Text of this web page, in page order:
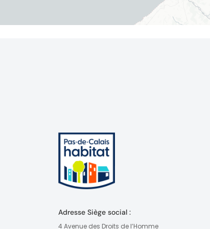
Adresse Siège social :
4 Avenue des Droits de l’Homme